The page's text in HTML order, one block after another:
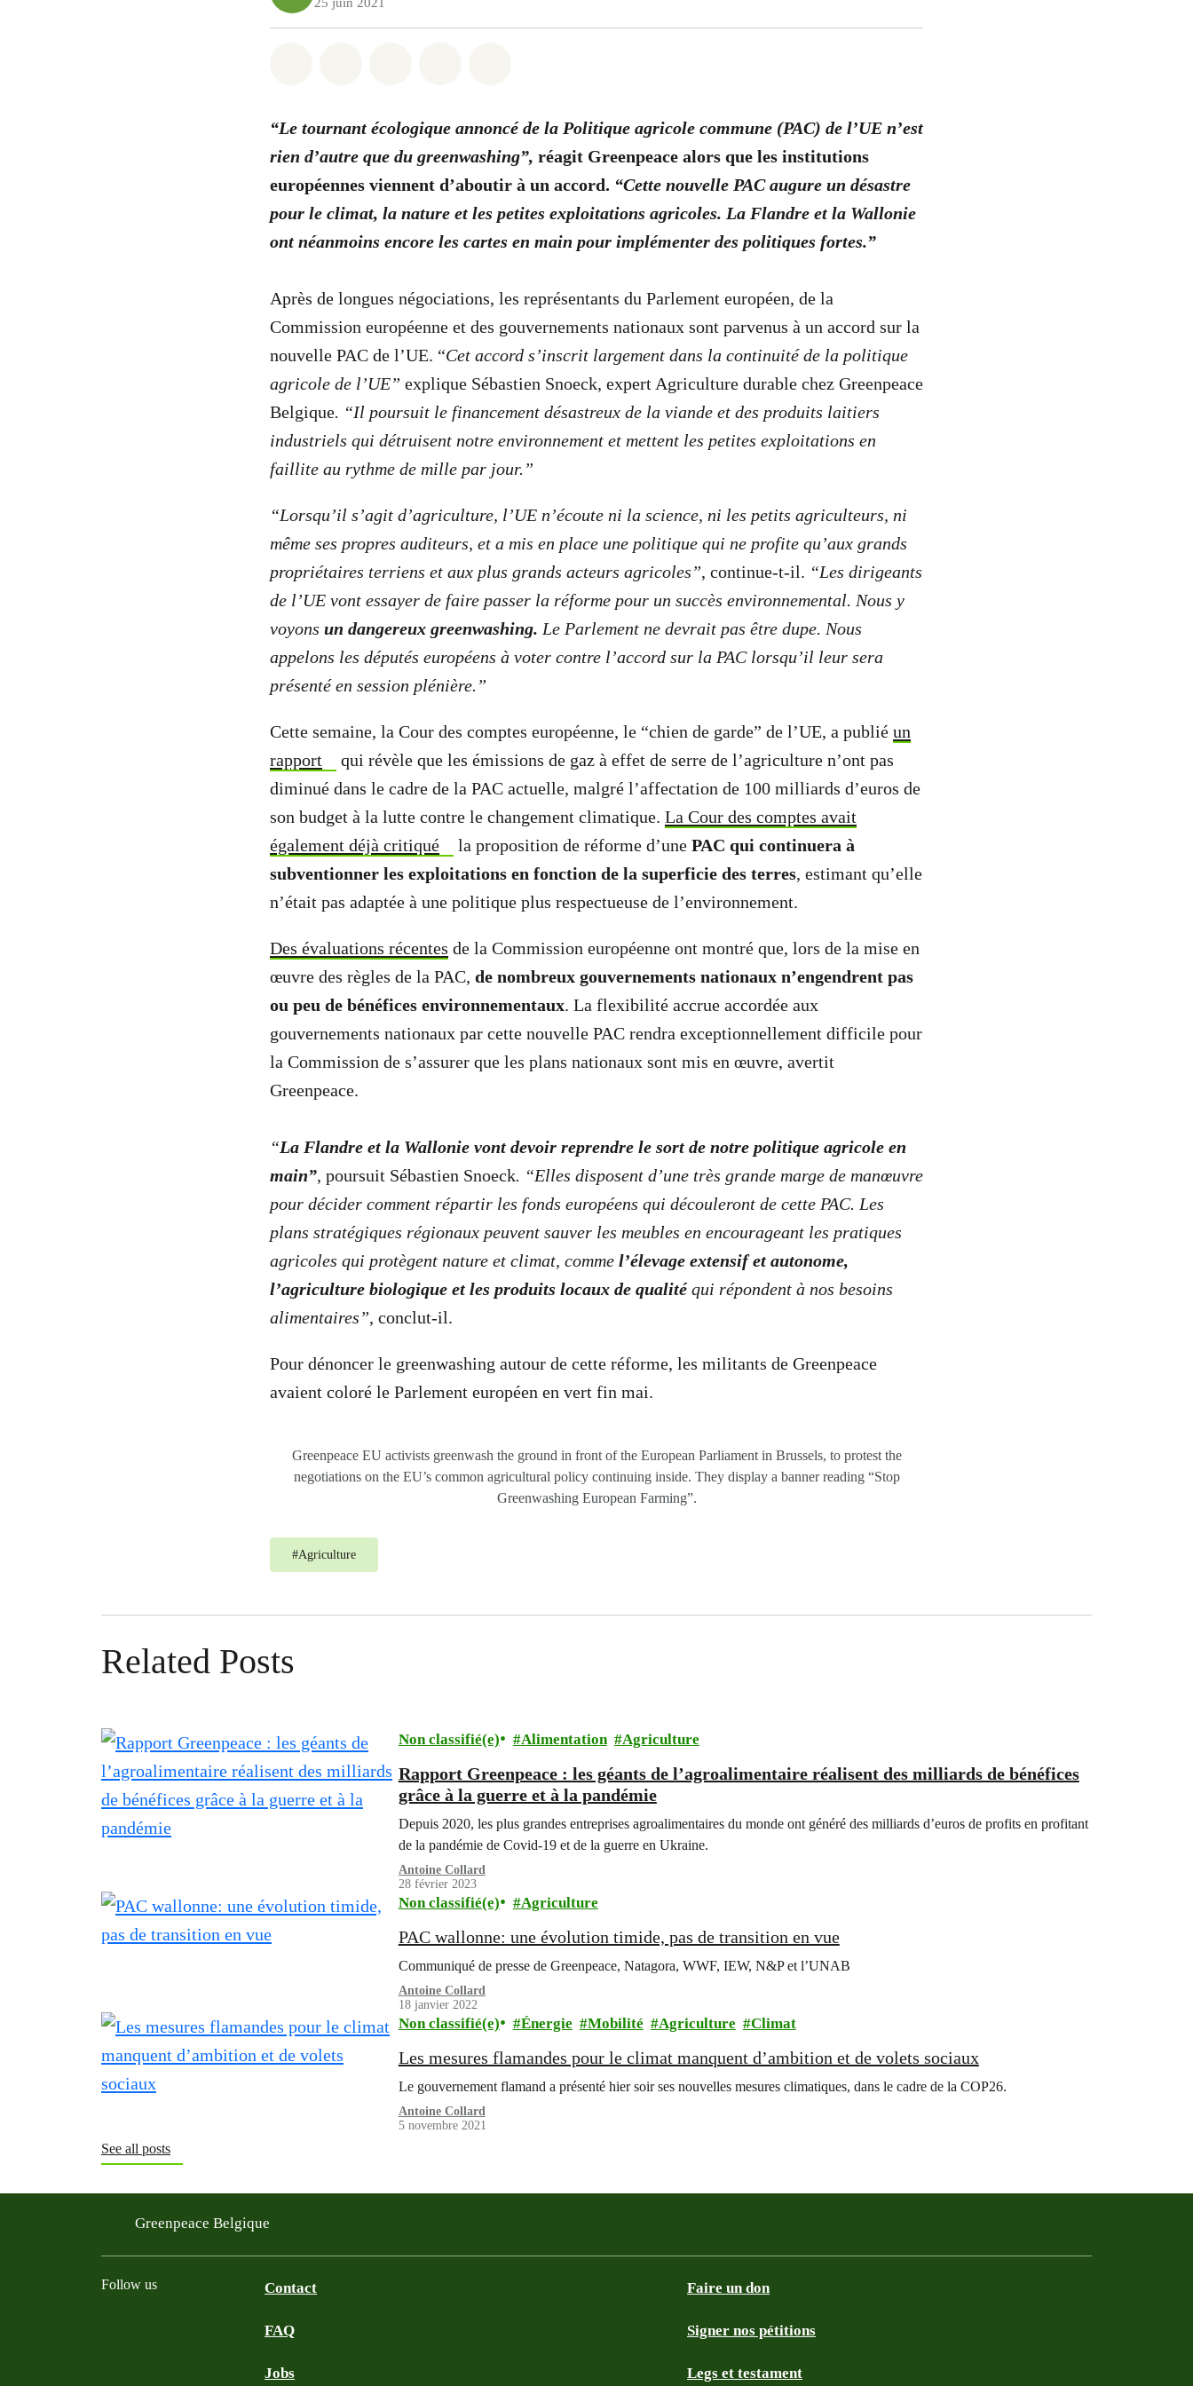
“Le tournant écologique annoncé de la Politique agricole commune (PAC) de l’UE n’est
rien d’autre que du greenwashing”, réagit Greenpeace alors que les institutions
européennes viennent d’aboutir à un accord. “Cette nouvelle PAC augure un désastre
pour le climat, la nature et les petites exploitations agricoles. La Flandre et la Wallonie
ont néanmoins encore les cartes en main pour implémenter des politiques fortes.”
Après de longues négociations, les représentants du Parlement européen, de la
Commission européenne et des gouvernements nationaux sont parvenus à un accord sur la
nouvelle PAC de l’UE. “Cet accord s’inscrit largement dans la continuité de la politique
agricole de l’UE” explique Sébastien Snoeck, expert Agriculture durable chez Greenpeace
Belgique. “Il poursuit le financement désastreux de la viande et des produits laitiers
industriels qui détruisent notre environnement et mettent les petites exploitations en
faillite au rythme de mille par jour.”
“Lorsqu’il s’agit d’agriculture, l’UE n’écoute ni la science, ni les petits agriculteurs, ni
même ses propres auditeurs, et a mis en place une politique qui ne profite qu’aux grands
propriétaires terriens et aux plus grands acteurs agricoles”, continue-t-il. “Les dirigeants
de l’UE vont essayer de faire passer la réforme pour un succès environnemental. Nous y
voyons un dangereux greenwashing. Le Parlement ne devrait pas être dupe. Nous
appelons les députés européens à voter contre l’accord sur la PAC lorsqu’il leur sera
présenté en session plénière.”
Cette semaine, la Cour des comptes européenne, le “chien de garde” de l’UE, a publié un
rapport
qui révèle que les émissions de gaz à effet de serre de l’agriculture n’ont pas
diminué dans le cadre de la PAC actuelle, malgré l’affectation de 100 milliards d’euros de
son budget à la lutte contre le changement climatique. La Cour des comptes avait
également déjà critiqué
la proposition de réforme d’une PAC qui continuera à
subventionner les exploitations en fonction de la superficie des terres, estimant qu’elle
n’était pas adaptée à une politique plus respectueuse de l’environnement.
Des évaluations récentes de la Commission européenne ont montré que, lors de la mise en
œuvre des règles de la PAC, de nombreux gouvernements nationaux n’engendrent pas
ou peu de bénéfices environnementaux. La flexibilité accrue accordée aux
gouvernements nationaux par cette nouvelle PAC rendra exceptionnellement difficile pour
la Commission de s’assurer que les plans nationaux sont mis en œuvre, avertit
Greenpeace.
“La Flandre et la Wallonie vont devoir reprendre le sort de notre politique agricole en
main”, poursuit Sébastien Snoeck. “Elles disposent d’une très grande marge de manœuvre
pour décider comment répartir les fonds européens qui découleront de cette PAC. Les
plans stratégiques régionaux peuvent sauver les meubles en encourageant les pratiques
agricoles qui protègent nature et climat, comme l’élevage extensif et autonome,
l’agriculture biologique et les produits locaux de qualitéqui répondent à nos besoins
alimentaires”, conclut-il.
Pour dénoncer le greenwashing autour de cette réforme, les militants de Greenpeace
avaient coloré le Parlement européen en vert fin mai.
Greenpeace EU activists greenwash the ground in front of the European Parliament in Brussels, to protest the
negotiations on the EU’s common agricultural policy continuing inside. They display a banner reading “Stop
Greenwashing European Farming”.
#Agriculture
Related Posts
Non classifié(e) Alimentation Agriculture
Rapport Greenpeace : les géants de l’agroalimentaire réalisent des milliards de bénéfices
grâce à la guerre et à la pandémie
Depuis 2020, les plus grandes entreprises agroalimentaires du monde ont généré des milliards d’euros de profits en profitant
de la pandémie de Covid-19 et de la guerre en Ukraine.
Antoine Collard
28 février 2023
Non classifié(e) Agriculture
PAC wallonne: une évolution timide, pas de transition en vue
Communiqué de presse de Greenpeace, Natagora, WWF, IEW, N&P et l’UNAB
Antoine Collard
18 janvier 2022
Non classifié(e) Énergie Mobilité Agriculture Climat
Les mesures flamandes pour le climat manquent d’ambition et de volets sociaux
Le gouvernement flamand a présenté hier soir ses nouvelles mesures climatiques, dans le cadre de la COP26.
Antoine Collard
5 novembre 2021
See all posts
Greenpeace Belgique
Follow us Contact
FAQ
Jobs
Faire un don
Signer nos pétitions
Legs et testament